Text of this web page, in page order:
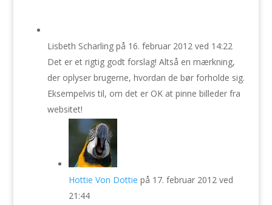
Lisbeth Scharling på 16. februar 2012 ved 14:22
Det er et rigtig godt forslag! Altså en mærkning,
der oplyser brugerne, hvordan de bør forholde sig.
Eksempelvis til, om det er OK at pinne billeder fra
websitet!
Hottie Von Dottie på 17. februar 2012 ved
21:44